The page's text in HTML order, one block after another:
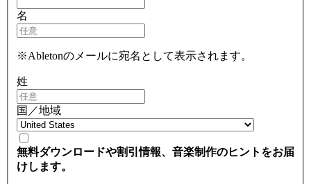
名
※Abletonのメールに宛名として表示されます。
姓
国／地域
無料ダウンロードや割引情報、音楽制作のヒントをお届
けします。